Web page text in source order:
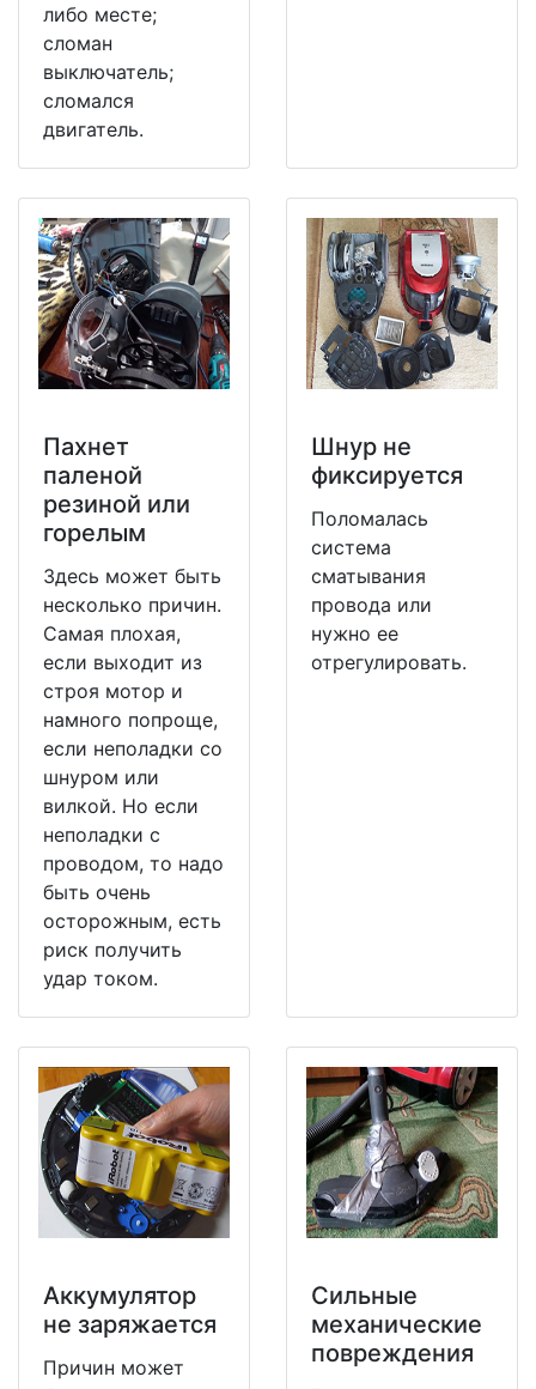
либо месте;
сломан
выключатель;
сломался
двигатель.
Пахнет
паленой
резиной или
горелым
Здесь может быть
несколько причин.
Самая плохая,
если выходит из
строя мотор и
намного попроще,
если неполадки со
шнуром или
вилкой. Но если
неполадки с
проводом, то надо
быть очень
осторожным, есть
риск получить
удар током.
Шнур не
фиксируется
Поломалась
система
сматывания
провода или
нужно ее
отрегулировать.
Аккумулятор
не заряжается
Причин может
Сильные
механические
повреждения